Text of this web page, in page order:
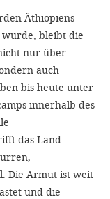
Äthiopiens
bleibt die
nur über
auch
bis heute unter
innerhalb des
das Land
Die Armut ist weit
und die